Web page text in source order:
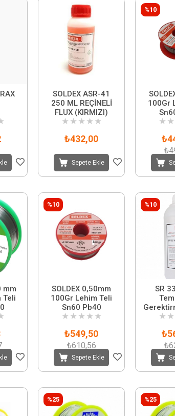
SOLDEX ASR-41
250 ML REÇİNELİ
FLUX (KIRMIZI)
★ ★ ★ ★ ★
₺432,00
Sepete Ekle
100Gr
★ ★
%10
mm
Teli
SOLDEX 0,50mm
100Gr Lehim Teli
Sn60 Pb40
★ ★ ★ ★ ★
₺549,50
₺610,56
Sepete Ekle
%10
SR
★ ★
%10
%25 %25